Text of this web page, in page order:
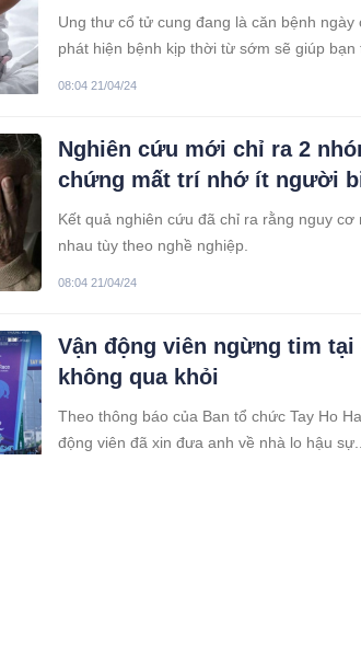
Ung thư cổ tử cung đang là căn bệnh
phát hiện bệnh kịp thời từ sớm sẽ giúp
08:04 21/04/24
Nghiên cứu mới chỉ ra 2
chứng mất trí nhớ ít người
Kết quả nghiên cứu đã chỉ ra rằng nguy
nhau tùy theo nghề nghiệp.
08:04 21/04/24
Vận động viên ngừng tim tại
không qua khỏi
Theo thông báo của Ban tổ chức Tay Ho
động viên đã xin đưa anh về nhà lo hậu sự...